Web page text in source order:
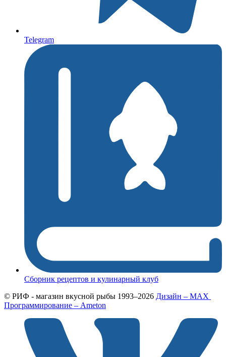
Telegram
Сборник рецептов и кулинарный клуб
© РИФ - магазин вкусной рыбы 1993–2026 Дизайн – MAX
Программирование – Ameton